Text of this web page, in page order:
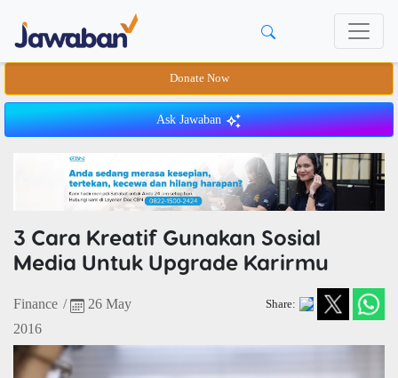
Donate Now
Ask Jawaban
3 Cara Kreatif Gunakan Sosial
Media Untuk Upgrade Karirmu
Finance /
26 May
2016
Share: